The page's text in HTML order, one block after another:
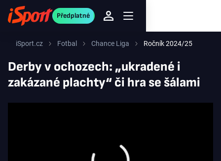
Předplatné
iSport.cz Fotbal Chance Liga Ročník 2024/25
Derby v ochozech: „ukradené i
zakázané plachty“ či hra se šálami